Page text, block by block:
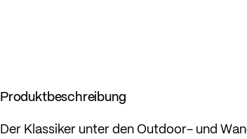
Produktbeschreibung
Der Klassiker unter den Outdoor- und